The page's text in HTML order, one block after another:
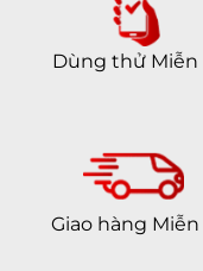
Dùng thử Miễn
Giao hàng